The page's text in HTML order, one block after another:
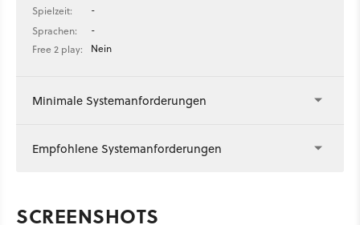
Spielzeit:
-
Sprachen:
-
Free 2 play:
Nein
Minimale Systemanforderungen
Empfohlene Systemanforderungen
SCREENSHOTS